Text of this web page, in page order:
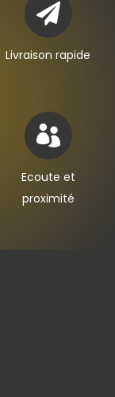

Livraison rapide

Ecoute et
proximité